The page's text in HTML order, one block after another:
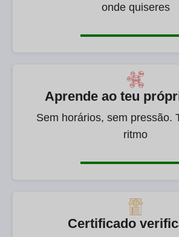
onde quiseres
Aprende ao teu
Sem horários, sem pressão.
ritmo
Certificado